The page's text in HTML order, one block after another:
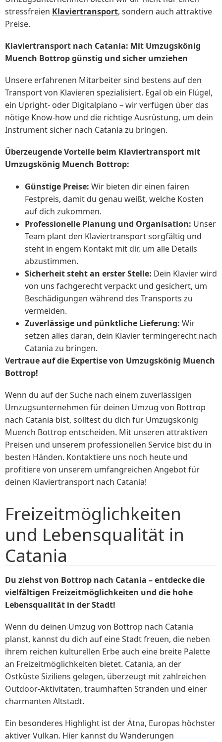
stressfreien Klaviertransport, sondern auch attraktive
Preise.
Klaviertransport nach Catania: Mit Umzugskönig
Muench Bottrop günstig und sicher umziehen
Unsere erfahrenen Mitarbeiter sind bestens auf den
Transport von Klavieren spezialisiert. Egal ob ein Flügel,
ein Upright- oder Digitalpiano – wir verfügen über das
nötige Know-how und die richtige Ausrüstung, um dein
Instrument sicher nach Catania zu bringen.
Überzeugende Vorteile beim Klaviertransport mit
Umzugskönig Muench Bottrop:
Günstige Preise: Wir bieten dir einen fairen
Festpreis, damit du genau weißt, welche Kosten
auf dich zukommen.
Professionelle Planung und Organisation: Unser
Team plant den Klaviertransport sorgfältig und
steht in engem Kontakt mit dir, um alle Details
abzustimmen.
Sicherheit steht an erster Stelle: Dein Klavier wird
von uns fachgerecht verpackt und gesichert, um
Beschädigungen während des Transports zu
vermeiden.
Zuverlässige und pünktliche Lieferung: Wir
setzen alles daran, dein Klavier termingerecht nach
Catania zu bringen.
Vertraue auf die Expertise von Umzugskönig Muench
Bottrop!
Wenn du auf der Suche nach einem zuverlässigen
Umzugsunternehmen für deinen Umzug von Bottrop
nach Catania bist, solltest du dich für Umzugskönig
Muench Bottrop entscheiden. Mit unseren attraktiven
Preisen und unserem professionellen Service bist du in
besten Händen. Kontaktiere uns noch heute und
profitiere von unserem umfangreichen Angebot für
deinen Klaviertransport nach Catania!
Freizeitmöglichkeiten
und Lebensqualität in
Catania
Du ziehst von Bottrop nach Catania – entdecke die
vielfältigen Freizeitmöglichkeiten und die hohe
Lebensqualität in der Stadt!
Wenn du deinen Umzug von Bottrop nach Catania
planst, kannst du dich auf eine Stadt freuen, die neben
ihrem reichen kulturellen Erbe auch eine breite Palette
an Freizeitmöglichkeiten bietet. Catania, an der
Ostküste Siziliens gelegen, überzeugt mit zahlreichen
Outdoor-Aktivitäten, traumhaften Stränden und einer
charmanten Altstadt.
Ein besonderes Highlight ist der Ätna, Europas höchster
aktiver Vulkan. Hier kannst du Wanderungen